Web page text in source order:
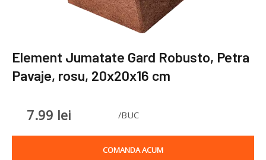
Element Jumatate Gard Robusto, Petra
Pavaje, rosu, 20x20x16 cm
7.99 lei /BUC
COMANDA ACUM